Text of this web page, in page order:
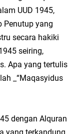
UUD 1945,
Penutup yang
secara hakiki
seiring,
Apa yang tertulis
_“Maqasyidus
dengan Alquran